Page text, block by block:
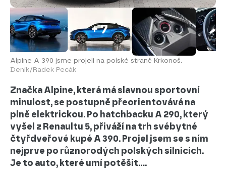
+ 7
Alpine A 390 jsme projeli na polské straně Krkonoš.
Deník/Radek Pecák
Značka Alpine, která má slavnou sportovní
minulost, se postupně přeorientovává na
plně elektrickou. Po hatchbacku A 290, který
vyšel z Renaultu 5, přiváží na trh svébytné
čtyřdveřové kupé A 390. Projel jsem se s ním
nejprve po různorodých polských silnicích.
Je to auto, které umí potěšit....